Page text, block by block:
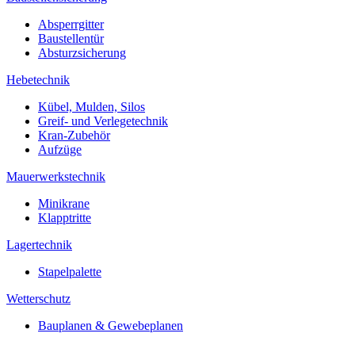
Absperrgitter
Baustellentür
Absturzsicherung
Hebetechnik
Kübel, Mulden, Silos
Greif- und Verlegetechnik
Kran-Zubehör
Aufzüge
Mauerwerkstechnik
Minikrane
Klapptritte
Lagertechnik
Stapelpalette
Wetterschutz
Bauplanen & Gewebeplanen